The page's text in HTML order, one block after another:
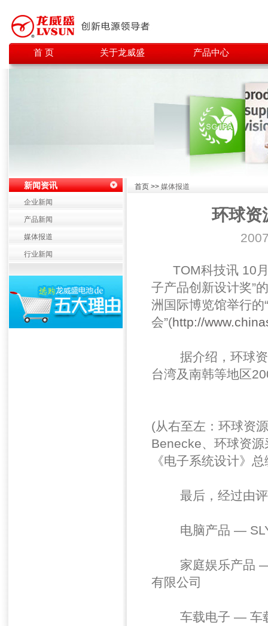
首 页 关于龙威盛 产品中心
新闻资讯
企业新闻
产品新闻
媒体报道
行业新闻
首页 >> 媒体报道
环球资
TOM科技讯 10月
子产品创新设计奖”
洲国际博览馆举行
会”(http://
据介绍，环球资源
台湾及南韩等地区
(从右至左：环球资
Benecke、环球资
《电子系统设计》
最后，经过由评
电脑产品 — SLYD
家庭娱乐产品 —
有限公司
车载电子 — 车载